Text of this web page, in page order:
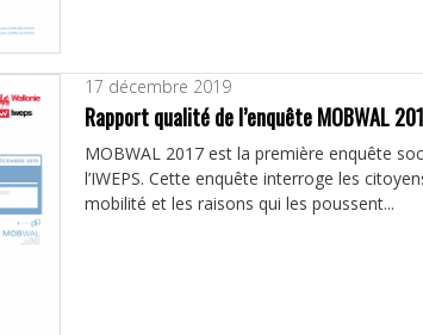
17 décembre 2019
Rapport qualité de l’enquête MOBWAL
MOBWAL 2017 est la première enquête
l’IWEPS. Cette enquête interroge les
mobilité et les raisons qui les poussent...